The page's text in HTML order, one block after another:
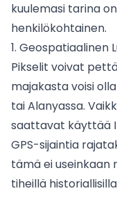
kuulemasi tarina
henkilökohtainen.
1.
Pikselit voivat
majakasta voisi
tai Alanyassa.
saattavat käyttää
GPS-sijaintia
tämä ei
tiheillä